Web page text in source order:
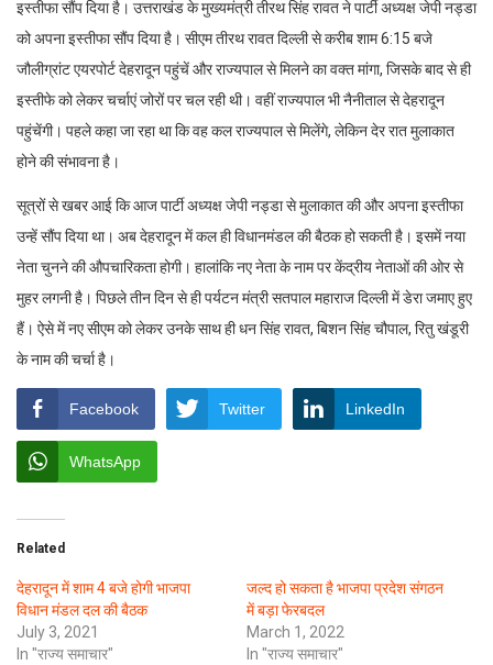
इस्तीफा सौंप दिया है। उत्तराखंड के मुख्यमंत्री तीरथ सिंह रावत ने पार्टी अध्यक्ष जेपी नड्डा
को अपना इस्तीफा सौंप दिया है। सीएम तीरथ रावत दिल्ली से करीब शाम 6:15 बजे
जौलीग्रांट एयरपोर्ट देहरादून पहुंचें और राज्यपाल से मिलने का वक्त मांगा, जिसके बाद से ही
इस्तीफे को लेकर चर्चाएं जोरों पर चल रही थी। वहीं राज्यपाल भी नैनीताल से देहरादून
पहुंचेंगी। पहले कहा जा रहा था कि वह कल राज्यपाल से मिलेंगे, लेकिन देर रात मुलाकात
होने की संभावना है।
सूत्रों से खबर आई कि आज पार्टी अध्यक्ष जेपी नड्डा से मुलाकात की और अपना इस्तीफा
उन्हें सौंप दिया था। अब देहरादून में कल ही विधानमंडल की बैठक हो सकती है। इसमें नया
नेता चुनने की औपचारिकता होगी। हालांकि नए नेता के नाम पर केंद्रीय नेताओं की ओर से
मुहर लगनी है। पिछले तीन दिन से ही पर्यटन मंत्री सतपाल महाराज दिल्ली में डेरा जमाए हुए
हैं। ऐसे में नए सीएम को लेकर उनके साथ ही धन सिंह रावत, बिशन सिंह चौपाल, रितु खंडूरी
के नाम की चर्चा है।
Facebook Twitter LinkedIn
WhatsApp
Related
देहरादून में शाम 4 बजे होगी भाजपा
विधान मंडल दल की बैठक
July 3, 2021
In "राज्य समाचार"
जल्द हो सकता है भाजपा प्रदेश संगठन
में बड़ा फेरबदल
March 1, 2022
In "राज्य समाचार"